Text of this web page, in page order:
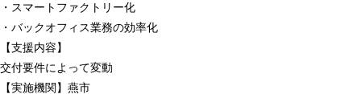
・スマートファクトリー化
・バックオフィス業務の効率化
【支援内容】
交付要件によって変動
【実施機関】燕市